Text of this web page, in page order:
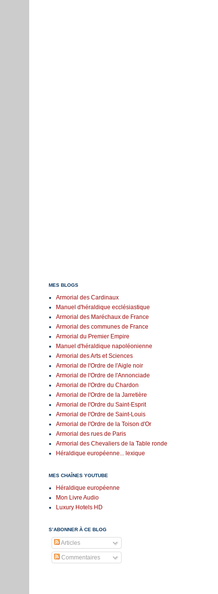
MES BLOGS
Armorial des Cardinaux
Manuel d'héraldique ecclésiastique
Armorial des Maréchaux de France
Armorial des communes de France
Armorial du Premier Empire
Manuel d'héraldique napoléonienne
Armorial des Arts et Sciences
Armorial de l'Ordre de l'Aigle noir
Armorial de l'Ordre de l'Annonciade
Armorial de l'Ordre du Chardon
Armorial de l'Ordre de la Jarretière
Armorial de l'Ordre du Saint-Esprit
Armorial de l'Ordre de Saint-Louis
Armorial de l'Ordre de la Toison d'Or
Armorial des rues de Paris
Armorial des Chevaliers de la Table ronde
Héraldique européenne... lexique
MES CHAÎNES YOUTUBE
Héraldique européenne
Mon Livre Audio
Luxury Hotels HD
S’ABONNER À CE BLOG
Articles
Commentaires